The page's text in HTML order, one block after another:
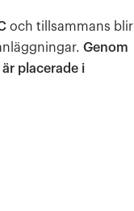
och tillsammans blir
Genom
placerade i